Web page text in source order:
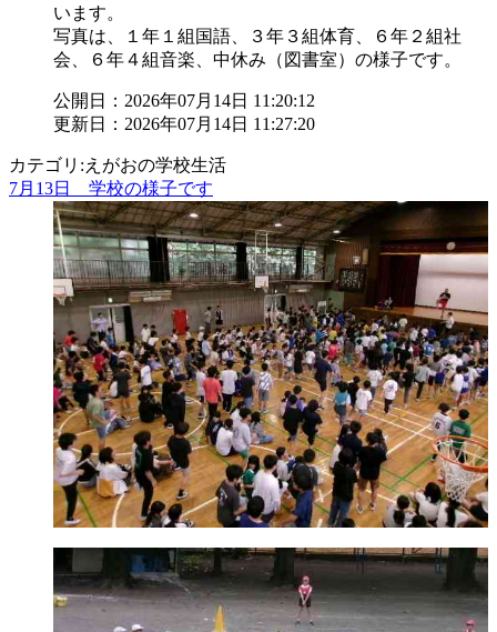
います。
写真は、１年１組国語、３年３組体育、６年２組社
会、６年４組音楽、中休み（図書室）の様子です。
公開日：2026年07月14日 11:20:12
更新日：2026年07月14日 11:27:20
カテゴリ:えがおの学校生活
7月13日 学校の様子です